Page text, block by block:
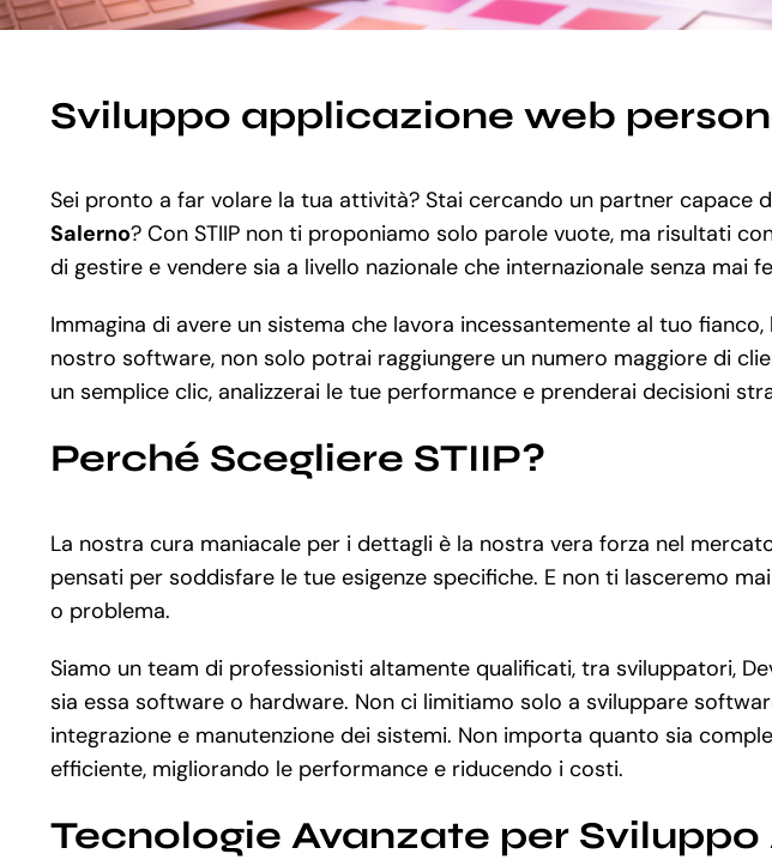
Sviluppo applicazione web
Sei pronto a far volare la tua attività? Stai cercando un partner capace
Salerno? Con STIIP non ti proponiamo solo parole vuote, ma risultati
di gestire e vendere sia a livello nazionale che internazionale senza mai
Immagina di avere un sistema che lavora incessantemente al tuo
nostro software, non solo potrai raggiungere un numero maggiore di
un semplice clic, analizzerai le tue performance e prenderai decisioni
Perché Scegliere STIIP?
La nostra cura maniacale per i dettagli è la nostra vera forza nel
pensati per soddisfare le tue esigenze specifiche. E non ti lasceremo
o problema.
Siamo un team di professionisti altamente qualificati, tra sviluppatori,
sia essa software o hardware. Non ci limitiamo solo a sviluppare
integrazione e manutenzione dei sistemi. Non importa quanto sia
efficiente, migliorando le performance e riducendo i costi.
Tecnologie Avanzate per